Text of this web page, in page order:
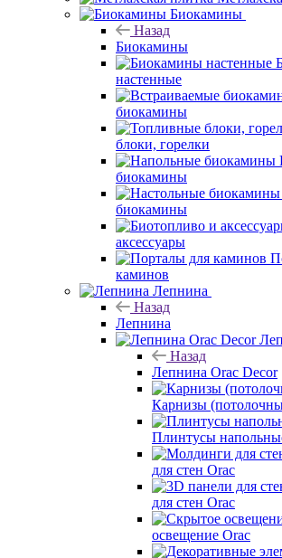
Биокамины
Назад
Биокамины
настенные
биокамины
блоки, горелки
биокамины
биокамины
аксессуары
каминов
Лепнина
Назад
Лепнина
Назад
Лепнина Orac Decor
Карнизы
Плинтусы
для стен Orac
для стен Orac
освещение Orac